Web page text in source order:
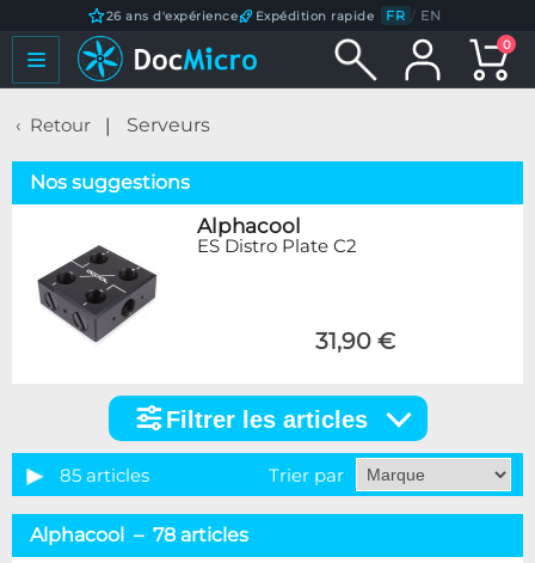
26 ans d'expérience Expédition rapide FR / EN
0
Retour Serveurs
Nos suggestions
Alphacool
ES Distro Plate C2
31,90 €
articles
Catégorie
Racks & chiller
Filtrer les articles
85 articles Trier par
Alphacool – 78 articles